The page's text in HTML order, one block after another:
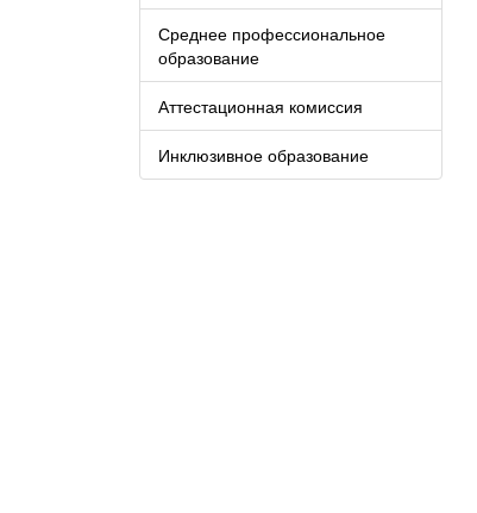
Среднее профессиональное
образование
Аттестационная комиссия
Инклюзивное образование